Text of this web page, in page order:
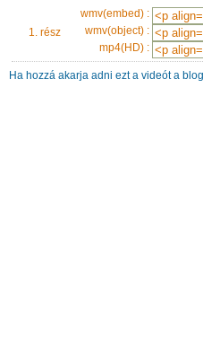
1. rész
wmv(embed) :
wmv(object) :
mp4(HD) :
Ha hozzá akarja adni ezt a videót a